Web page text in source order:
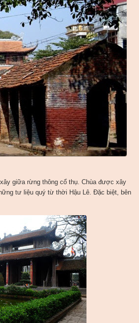
giữa rừng thông cổ thụ. Chùa được xây
tư liệu quý từ thời Hậu Lê. Đặc biệt, bên